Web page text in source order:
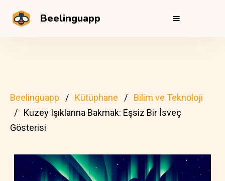
Beelinguapp
Beelinguapp Kütüphane
Bilim ve Teknoloji
Kuzey Işıklarına Bakmak: Eşsiz Bir İsveç
Gösterisi